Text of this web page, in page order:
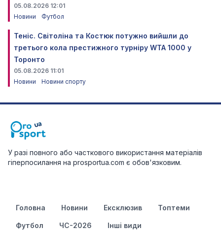
05.08.2026 12:01
Новини
Футбол
Теніс. Світоліна та Костюк потужно вийшли до
третього кола престижного турніру WTA 1000 у
Торонто
05.08.2026 11:01
Новини
Новини спорту
У разі повного або часткового використання матеріалів
гіперпосилання на prosportua.com є обов'язковим.
Головна Новини Ексклюзив Топтеми
Футбол ЧС-2026 Інші види